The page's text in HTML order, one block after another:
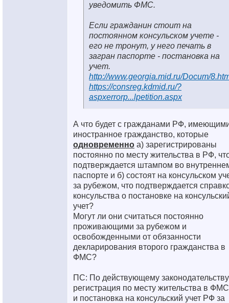
уведомить ФМС.
Если гражданин стоит на
постоянном консульском учете -
его не тронут, у него печать в
загран паспорте - постановка на
учет.
http://www.georgia.mid.ru/Docum/
https://consreg.kdmid.ru/?
aspxerrorp...lpetition.aspx
А что будет с гражданами РФ,
иностранное гражданство, которые
одновременно а) зарегистрированы
постоянно по месту жительства в РФ,
подтверждается штампом во
паспорте и б) состоят на консульском
за рубежом, что подтверждается
консульства о постановке на
учет?
Могут ли они считаться постоянно
проживающими за рубежом и
освобожденными от обязанности
декларирования второго гражданства в
ФМС?
ПС: По действующему
регистрация по месту жительства в
и постановка на консульский учет РФ за